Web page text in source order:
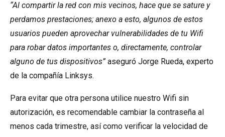
“Al compartir la red con mis vecinos, hace que se sature y
perdamos prestaciones; anexo a esto, algunos de estos
usuarios pueden aprovechar vulnerabilidades de tu Wifi
para robar datos importantes o, directamente, controlar
alguno de tus dispositivos” aseguró Jorge Rueda, experto
de la compañía Linksys.
Para evitar que otra persona utilice nuestro Wifi sin
autorización, es recomendable cambiar la contraseña al
menos cada trimestre, así como verificar la velocidad de